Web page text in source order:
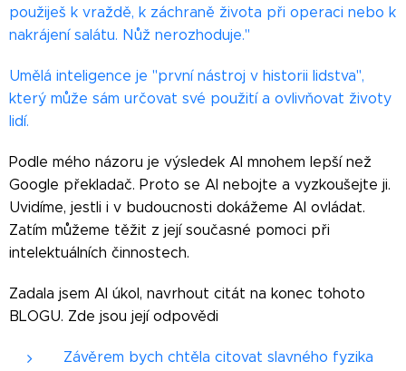
použiješ k vraždě, k záchraně života při operaci nebo k
nakrájení salátu. Nůž nerozhoduje."
Umělá inteligence je "první nástroj v historii lidstva",
který může sám určovat své použití a ovlivňovat životy
lidí.
Podle mého názoru je výsledek AI mnohem lepší než
Google překladač. Proto se AI nebojte a vyzkoušejte ji.
Uvidíme, jestli i v budoucnosti dokážeme AI ovládat.
Zatím můžeme těžit z její současné pomoci při
intelektuálních činnostech.
Zadala jsem AI úkol, navrhout citát na konec tohoto
BLOGU. Zde jsou její odpovědi
Závěrem bych chtěla citovat slavného fyzika